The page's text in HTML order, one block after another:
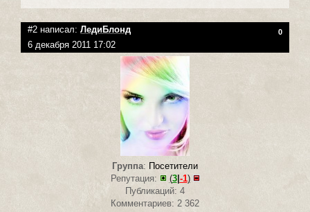
#2 написал: ЛедиБлонд 0
6 декабря 2011 17:02
Группа: Посетители
Репутация:
(3| -1)
Публикаций: 4
Комментариев: 2 362